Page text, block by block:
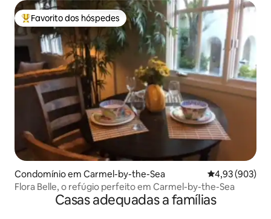
Favoritos dos hóspedes mais apreciados
Favorito dos hóspedes
Condomínio em Carmel-by-the-Sea Classificação
4,93 (903)
Flora Belle, o refúgio perfeito em Carmel-by-the-Sea
Casas adequadas a famílias